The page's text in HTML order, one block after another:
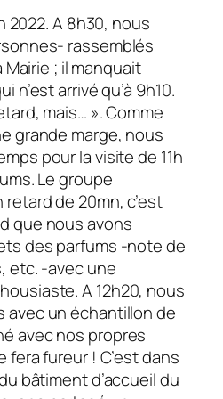
2022. A 8h30, nous
rassemblés
; il manquait
n’est arrivé qu’à 9h10.
mais… ». Comme
grande marge, nous
pour la visite de 11h
Le groupe
de 20mn, c’est
que nous avons
des parfums -note de
etc. -avec une
A 12h20, nous
avec un échantillon de
avec nos propres
fureur ! C’est dans
bâtiment d’accueil du